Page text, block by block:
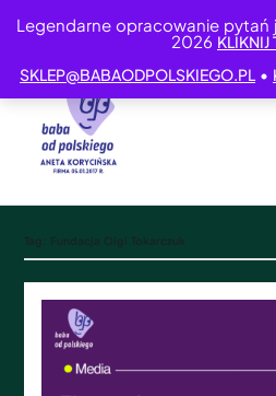
Legendarne opracowanie pytań
2026 KLIKNIJ
SKLEP@BABAODPOLSKIEGO.PL •